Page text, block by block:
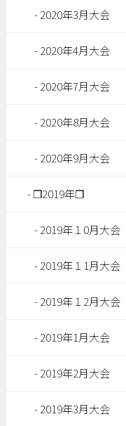
2020年3月大会
2020年4月大会
2020年7月大会
2020年8月大会
2020年9月大会
❐2019年❐
2019年１0月大会
2019年１1月大会
2019年１2月大会
2019年1月大会
2019年2月大会
2019年3月大会